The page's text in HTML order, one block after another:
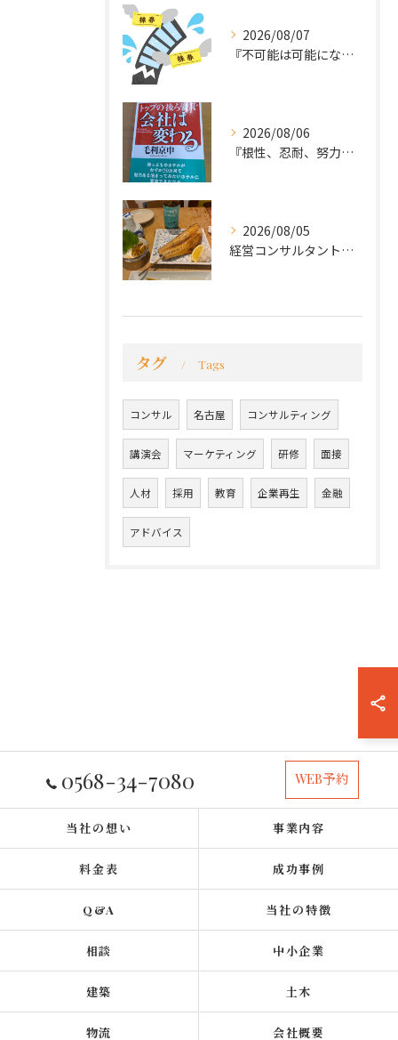
2026/08/07
『不可能は可能になる』
2026/08/06
『根性、忍耐、努力という言葉は死語なのか』
2026/08/05
経営コンサルタントのモーちゃん・毛利京申です。
タグ Tags
コンサル 名古屋 コンサルティング
講演会 マーケティング 研修 面接
人材 採用 教育 企業再生 金融
アドバイス
0568-34-7080 WEB予約
当社の想い 事業内容
料金表 成功事例
Q&A 当社の特徴
相談 中小企業
建築 土木
物流 会社概要